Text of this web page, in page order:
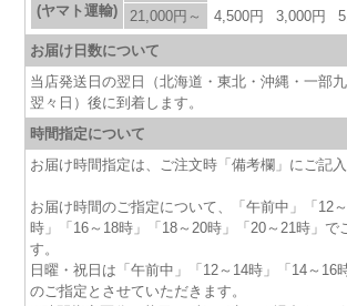
(ヤマト運輸)
21,000円～
4,500円 3,000円
お届け日数について
当店発送日の翌日（北海道・東北・沖縄・一部
翌々日）後に到着します。
時間指定について
お届け時間指定は、ご注文時「備考欄」にご記入
お届け時間のご指定について、「午前中」「12
時」「16～18時」「18～20時」「20～21時」で
す。
日曜・祝日は「午前中」「12～14時」「14～16
のご指定とさせていただきます。